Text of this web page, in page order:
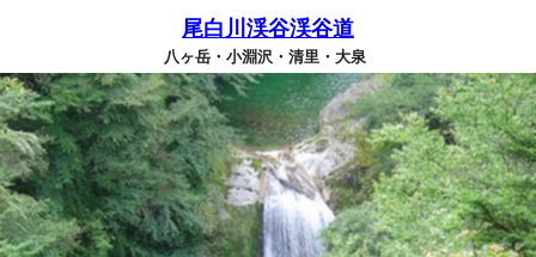
尾白川渓谷渓谷道
八ヶ岳・小淵沢・清里・大泉